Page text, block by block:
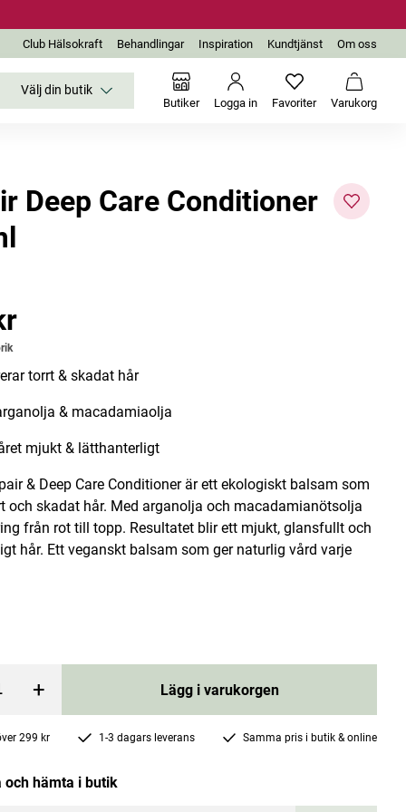
Club Hälsokraft Behandlingar Inspiration Kundtjänst Om oss
Välj din butik
Butiker Logga in FavoriterInga favoriter
Varukorg
B5 250ml Magnesium Glycinate 60 kapslar
Lägg i varukorgen
Deep Care Conditioner
torrt & skadat hår
& macadamiaolja
mjukt & lätthanterligt
& Deep Care Conditioner är ett ekologiskt balsam som
och skadat hår. Med arganolja och macadamianötsolja
från rot till topp. Resultatet blir ett mjukt, glansfullt och
hår. Ett veganskt balsam som ger naturlig vård varje
+ Lägg i varukorgen
299 kr 1-3 dagars leverans Samma pris i butik & online
och hämta i butik